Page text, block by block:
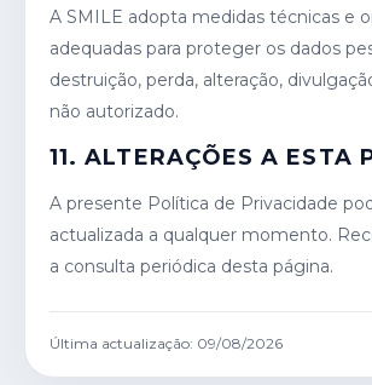
A SMILE adopta medidas técnicas e
adequadas para proteger os dados
destruição, perda, alteração,
não autorizado.
11. ALTERAÇÕES A ESTA
A presente Política de Privacidade
actualizada a qualquer momento.
a consulta periódica desta página.
Última actualização: 09/08/2026